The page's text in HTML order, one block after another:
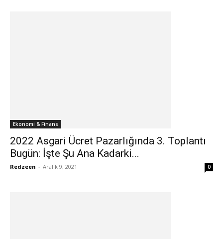
Ekonomi & Finans
2022 Asgari Ücret Pazarlığında 3. Toplantı
Bugün: İşte Şu Ana Kadarki...
Redzeen - Aralık 9, 2021 0